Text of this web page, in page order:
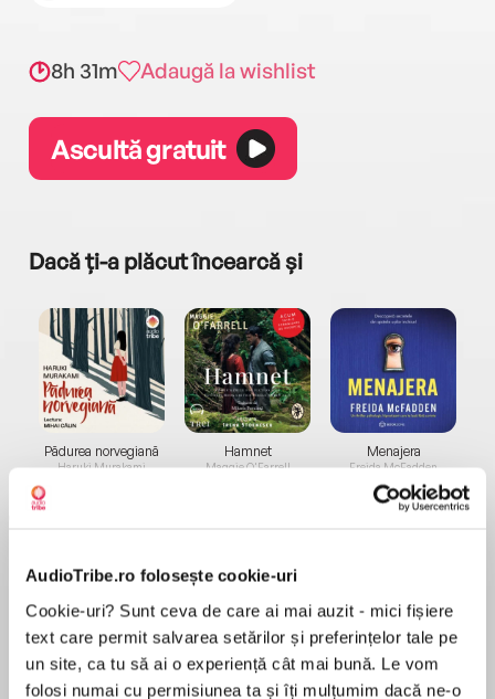
AudioTribe.ro folosește cookie-uri
Cookie-uri? Sunt ceva de care ai mai auzit - mici fișiere
text care permit salvarea setărilor și preferințelor tale pe
un site, ca tu să ai o experiență cât mai bună. Le vom
folosi numai cu permisiunea ta și îți mulțumim dacă ne-o
8h 31m Adaugă la wishlist
Ascultă gratuit
Dacă ți-a plăcut încearcă și
Pădurea norvegiană
Haruki Murakami
Elita de Argint (Elita
de...
Dani Francis
Hamnet
Maggie O'Farrell
Diavolul se îmbracă de
la...
Lauren Weisberger
Menajera
Freida McFadden
Migdală
Sohn Won-pyung